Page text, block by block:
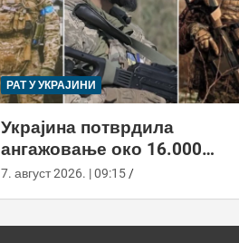
РАТ У УКРАЈИНИ
Украјина потврдила
ангажовање око 16.000
страних бораца из 72 земље
7. август 2026. | 09:15